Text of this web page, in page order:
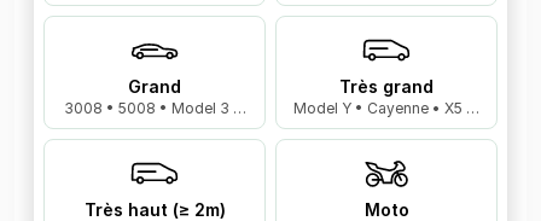
Grand
3008 • 5008 • Model 3 …
Très grand
Model Y • Cayenne • X5 …
Très haut (≥ 2m) Moto